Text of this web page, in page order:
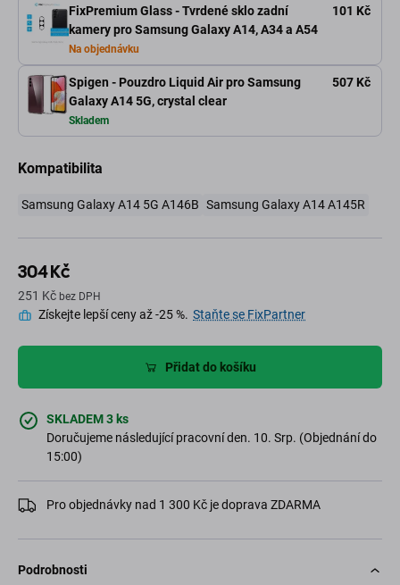
FixPremium Glass - Tvrdené sklo zadní
kamery pro Samsung Galaxy A14, A34 a A54
101 Kč
Na objednávku
Spigen - Pouzdro Liquid Air pro Samsung
Galaxy A14 5G, crystal clear
507 Kč
Skladem
Kompatibilita
Samsung Galaxy A14 5G A146B Samsung Galaxy A14 A145R
304 Kč
251 Kč bez DPH
Získejte lepší ceny až -25 %. Staňte se FixPartner
Přidat do košíku
SKLADEM 3 ks
Doručujeme následující pracovní den. 10. Srp. (Objednání do
15:00)
Pro objednávky nad 1 300 Kč je doprava ZDARMA
Podrobnosti